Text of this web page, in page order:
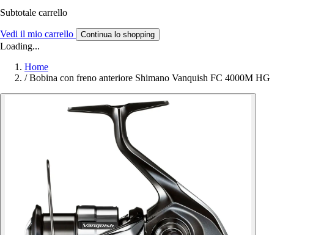
Subtotale carrello
Vedi il mio carrello Continua lo shopping
Loading...
Home
/ Bobina con freno anteriore Shimano Vanquish FC 4000M HG